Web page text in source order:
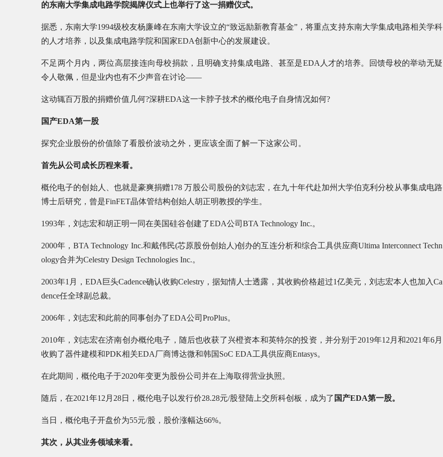
的东南大学集成电路学院揭牌仪式上也举行了这一捐赠仪式。
据悉，东南大学1994级校友杨廉峰在东南大学设立的“致远励新教育基金”，将重点支持东南大学集成电路相关学科
的人才培养，以及集成电路学院和国家EDA创新中心的发展建设。
不足两个月内，两位高层接连向母校捐款，且明确支持集成电路、甚至是EDA人才的培养。回馈母校的举动无疑
令人敬佩，但是业内也有不少声音在讨论——
这动辄百万股的捐赠价值几何?深耕EDA这一卡脖子技术的概伦电子自身情况如何?
国产EDA第一股
探究企业股份的价值除了看股价波动之外，更应该全面了解一下这家公司。
首先从公司成长历程来看。
概伦电子的创始人、也就是豪爽捐赠178 万股公司股份的刘志宏，在九十年代赴加州大学伯克利分校从事集成电路
博士后研究，曾是FinFET晶体管结构创始人胡正明教授的学生。
1993年，刘志宏和胡正明一同在美国硅谷创建了EDA公司BTA Technology Inc.。
2000年，BTA Technology Inc.和戴伟民(芯原股份创始人)创办的互连分析和综合工具供应商Ultima Interconnect Techn
ology合并为Celestry Design Technologies Inc.。
2003年1月，EDA巨头Cadence确认收购Celestry，据知情人士透露，其收购价格超过1亿美元，刘志宏本人也加入Ca
dence任全球副总裁。
2006年，刘志宏和此前的同事创办了EDA公司ProPlus。
2010年，刘志宏在济南创办概伦电子，随后也收获了兴橙资本和英特尔的投资，并分别于2019年12月和2021年6月
收购了器件建模和PDK相关EDA厂商博达微和韩国SoC EDA工具供应商Entasys。
在此期间，概伦电子于2020年变更为股份公司并在上海取得营业执照。
随后，在2021年12月28日，概伦电子以发行价28.28元/股登陆上交所科创板，成为了 国产EDA第一股。
当日，概伦电子开盘价为55元/股，股价涨幅达66%。
其次，从其业务领域来看。